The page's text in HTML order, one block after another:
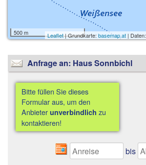
500 m Leaflet| Grundkarte: basemap.at| Daten:
Anfrage an: Haus Sonnbichl
Bitte füllen Sie dieses
Formular aus, um den
Anbieterunverbindlich zu
kontaktieren!
bis